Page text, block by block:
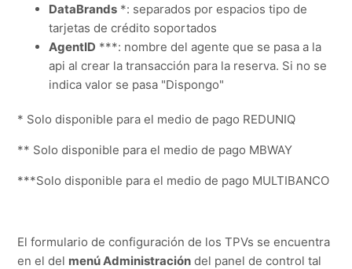
DataBrands *: separados por espacios tipo de
tarjetas de crédito soportados
AgentID ***: nombre del agente que se pasa a la
api al crear la transacción para la reserva. Si no se
indica valor se pasa "Dispongo"
* Solo disponible para el medio de pago REDUNIQ
** Solo disponible para el medio de pago MBWAY
***Solo disponible para el medio de pago MULTIBANCO
El formulario de configuración de los TPVs se encuentra
en el del menú Administración del panel de control tal